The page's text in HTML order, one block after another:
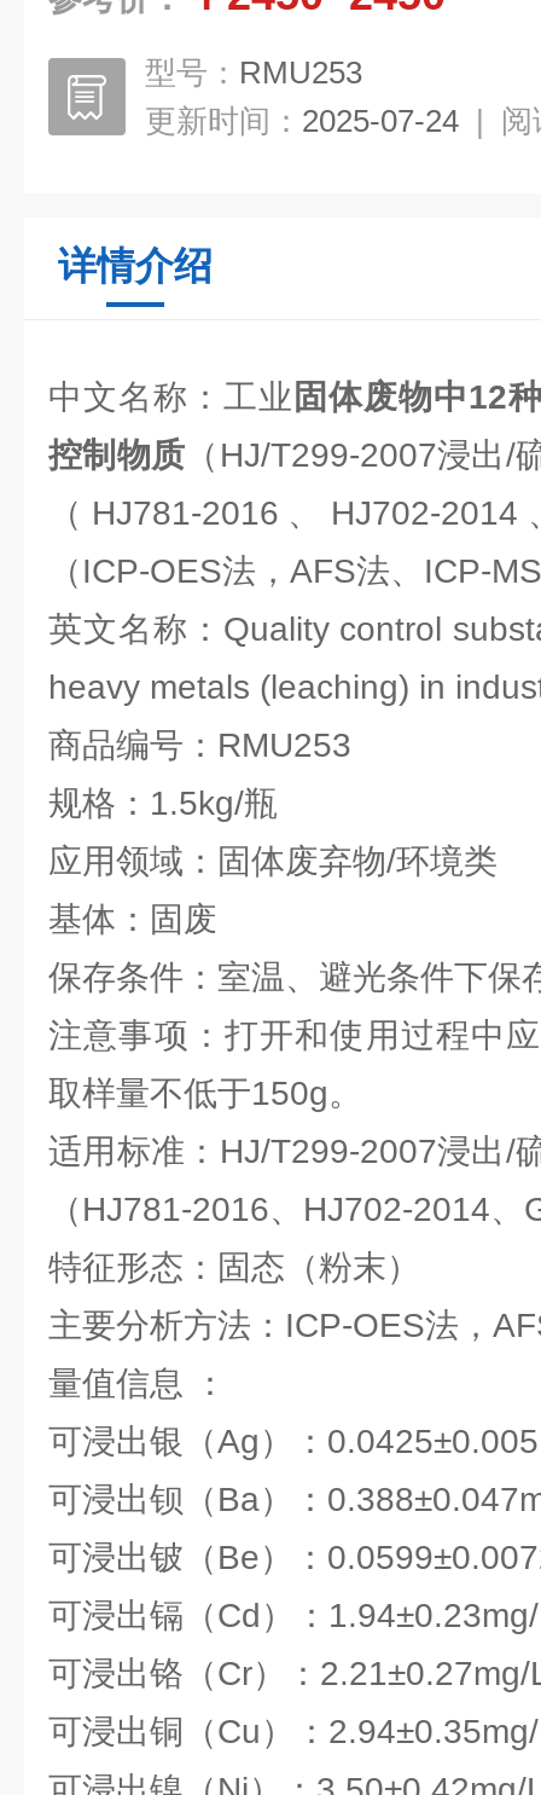
型号： RMU253
更新时间： 2025-07-24 | 阅
详情介绍
中文名称：工业 固体废物中12
控制物质 （HJ/T299-2007浸出/
（HJ781-2016、HJ702-
（ICP-OES法，AFS法、ICP-
英文名称：Quality control
heavy metals (leaching) in
商品编号：RMU253
规格：1.5kg/瓶
应用领域：固体废弃物/环境类
基体：固废
保存条件：室温、避光条件下保
注意事项：打开和使用过程中
取样量不低于150g。
适用标准：HJ/T299-2007浸出/
（HJ781-2016、HJ702-2014
特征形态：固态（粉末）
主要分析方法：ICP-OES法，
量值信息 ：
可浸出银（Ag）：
可浸出钡（Ba）：
可浸出铍（Be）：
可浸出镉（Cd）：
可浸出铬（Cr）：2.21±0.27mg/
可浸出铜（Cu）：